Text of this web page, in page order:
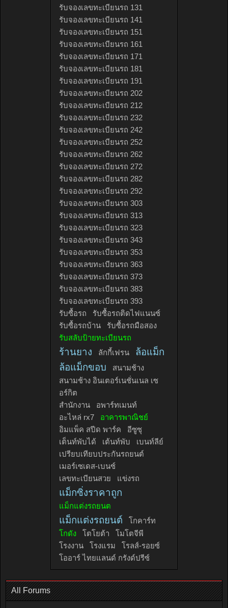
รับจองเลขทะเบียนรถ 131
รับจองเลขทะเบียนรถ 141
รับจองเลขทะเบียนรถ 151
รับจองเลขทะเบียนรถ 161
รับจองเลขทะเบียนรถ 171
รับจองเลขทะเบียนรถ 181
รับจองเลขทะเบียนรถ 191
รับจองเลขทะเบียนรถ 202
รับจองเลขทะเบียนรถ 212
รับจองเลขทะเบียนรถ 232
รับจองเลขทะเบียนรถ 242
รับจองเลขทะเบียนรถ 252
รับจองเลขทะเบียนรถ 262
รับจองเลขทะเบียนรถ 272
รับจองเลขทะเบียนรถ 282
รับจองเลขทะเบียนรถ 292
รับจองเลขทะเบียนรถ 303
รับจองเลขทะเบียนรถ 313
รับจองเลขทะเบียนรถ 323
รับจองเลขทะเบียนรถ 343
รับจองเลขทะเบียนรถ 353
รับจองเลขทะเบียนรถ 363
รับจองเลขทะเบียนรถ 373
รับจองเลขทะเบียนรถ 383
รับจองเลขทะเบียนรถ 393
รับซื้อรถ
รับซื้อรถติดไฟแนนซ์
รับซื้อรถบ้าน
รับซื้อรถมือสอง
รับสลับป้ายทะเบียนรถ
ร้านยาง ลักกี้เฟรน
ล้อแม็ก
ล้อแม็กขอบ
สนามช้าง
สนามช้าง อินเตอร์เนชั่นเนล เซ
อร์กิต
สำนักงาน
อพาร์ทเมนท์
อะไหล่ rx7
อาคารพาณิชย์
อิมแพ็ค สปีด พาร์ค
อีซูซุ
เต็นท์พับได้
เต้นท์พับ
เบนท์ลีย์
เปรียบเทียบประกันรถยนต์
เมอร์เซเดส-เบนซ์
เลขทะเบียนสวย
แข่งรถ
แม็กซิ่งราคาถูก
แม็กแต่งรถยนต
แม็กแต่งรถยนต์
โกคาร์ท
โกดัง
โตโยต้า
โมโตจีพี
โรงงาน
โรงแรม
โรลส์-รอยซ์
โออาร์ ไทยแลนด์ กรังด์ปรีซ์
All Forums